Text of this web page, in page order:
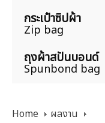
กระเป๋าซิปผ้า
Zip bag
ถุงผ้าสปันบอนด์
Spunbond bag
Home
ผลงาน